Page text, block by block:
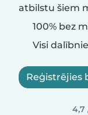
atbilstu šiem
100% bez
Visi
Reģistrējies
4,7